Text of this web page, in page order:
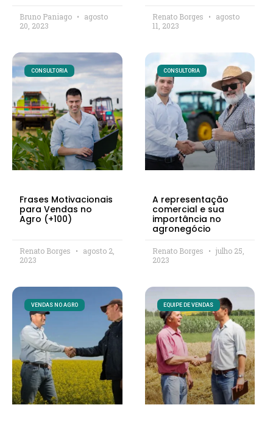
Bruno Paniago
agosto
20, 2023
Renato Borges
agosto
11, 2023
CONSULTORIA
Frases Motivacionais
para Vendas no
Agro (+100)
Renato Borges
agosto 2,
2023
CONSULTORIA
A representação
comercial e sua
importância no
agronegócio
Renato Borges
julho 25,
2023
VENDAS NO AGRO EQUIPE DE VENDAS